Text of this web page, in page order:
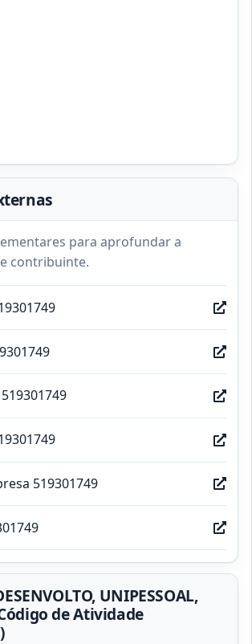
para aprofundar a
contribuinte.
519301749
UNIPESSOAL,
de Atividade